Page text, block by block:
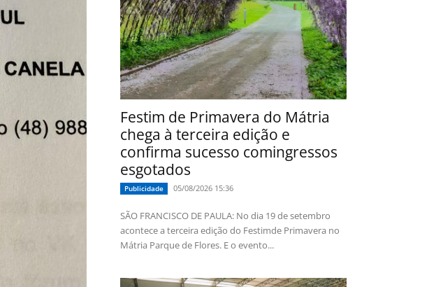
Festim de Primavera do Mátria
chega à terceira edição e
confirma sucesso comingressos
esgotados
Publicidade 05/08/2026 15:36
SÃO FRANCISCO DE PAULA: No dia 19 de setembro
acontece a terceira edição do Festimde Primavera no
Mátria Parque de Flores. E o evento...